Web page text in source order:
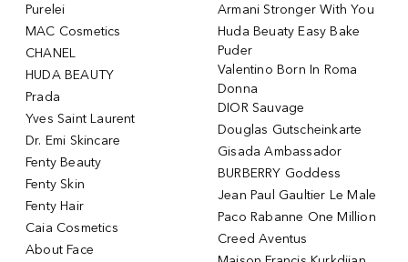
Purelei
MAC Cosmetics
CHANEL
HUDA BEAUTY
Prada
Yves Saint Laurent
Dr. Emi Skincare
Fenty Beauty
Fenty Skin
Fenty Hair
Caia Cosmetics
About Face
Armani Stronger With You
Huda Beuaty Easy Bake
Puder
Valentino Born In Roma
Donna
DIOR Sauvage
Douglas Gutscheinkarte
Gisada Ambassador
BURBERRY Goddess
Jean Paul Gaultier Le Male
Paco Rabanne One Million
Creed Aventus